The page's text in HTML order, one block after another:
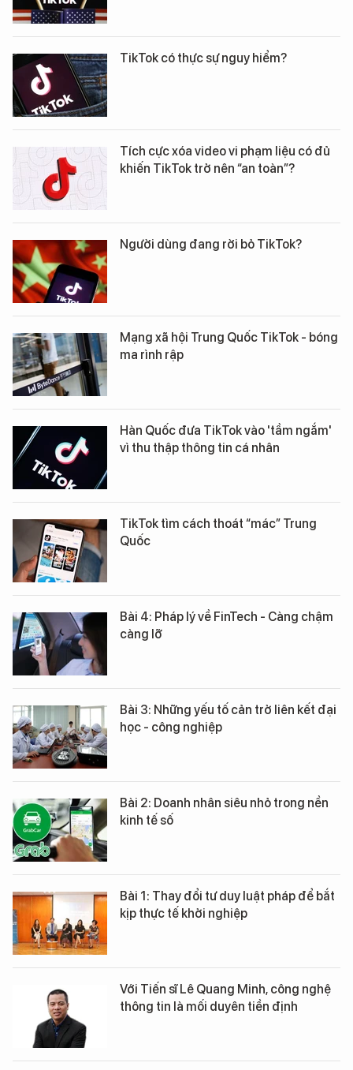
TikTok có thực sự nguy hiểm?
Tích cực xóa video vi phạm liệu có đủ
khiến TikTok trở nên “an toàn”?
Người dùng đang rời bỏ TikTok?
Mạng xã hội Trung Quốc TikTok - bóng
ma rình rập
Hàn Quốc đưa TikTok vào 'tầm ngắm'
vì thu thập thông tin cá nhân
TikTok tìm cách thoát “mác” Trung
Quốc
Bài 4: Pháp lý về FinTech - Càng chậm
càng lỡ
Bài 3: Những yếu tố cản trở liên kết đại
học - công nghiệp
Bài 2: Doanh nhân siêu nhỏ trong nền
kinh tế số
Bài 1: Thay đổi tư duy luật pháp để bắt
kịp thực tế khởi nghiệp
Với Tiến sĩ Lê Quang Minh, công nghệ
thông tin là mối duyên tiền định